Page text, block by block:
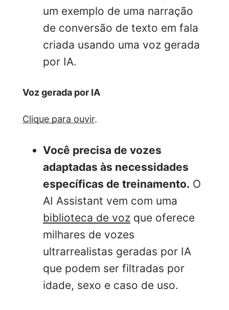
um exemplo de uma narração
de conversão de texto em fala
criada usando uma voz gerada
por IA.
Voz gerada por IA
Clique para ouvir.
Você precisa de vozes
adaptadas às necessidades
específicas de treinamento. O
AI Assistant vem com uma
biblioteca de voz que oferece
milhares de vozes
ultrarrealistas geradas por IA
que podem ser filtradas por
idade, sexo e caso de uso.